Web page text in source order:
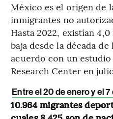
México es el origen de
inmigrantes no
Hasta 2022, existían
baja desde la década
acuerdo con un
Research Center en
Entre el 20 de enero y el
10.964 migrantes